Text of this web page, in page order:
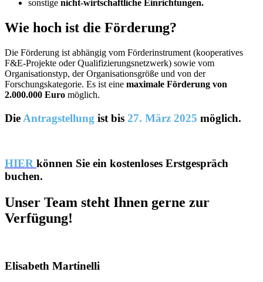
sonstige nicht-wirtschaftliche Einrichtungen.
Wie hoch ist die Förderung?
Die Förderung ist abhängig vom Förderinstrument (kooperatives
F&E-Projekte oder Qualifizierungsnetzwerk) sowie vom
Organisationstyp, der Organisationsgröße und von der
Forschungskategorie. Es ist eine maximale Förderung von
2.000.000 Euro möglich.
Die Antragstellung ist bis 27. März 2025 möglich.
HIER können Sie ein kostenloses Erstgespräch
buchen.
Unser Team steht Ihnen gerne zur
Verfügung!
Elisabeth Martinelli